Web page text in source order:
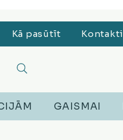
Kā pasūtīt Kontakti
GAISMAI